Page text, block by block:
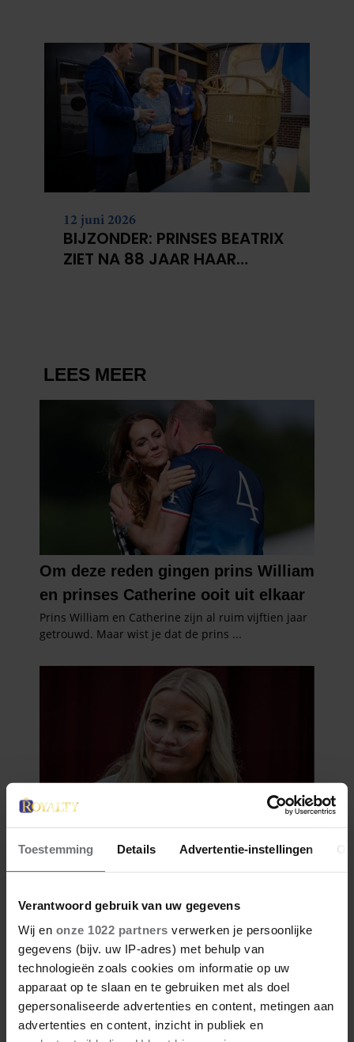
Toestemming Details Advertentie-instellingen
Verantwoord gebruik van uw gegevens
Wij en onze 1022 partners verwerken je persoonlijke
gegevens (bijv. uw IP-adres) met behulp van
technologieën zoals cookies om informatie op uw
apparaat op te slaan en te gebruiken met als doel
gepersonaliseerde advertenties en content, metingen aan
advertenties en content, inzicht in publiek en
12 juni 2026
BIJZONDER: PRINSES BEATRIX
ZIET NA 88 JAAR HAAR